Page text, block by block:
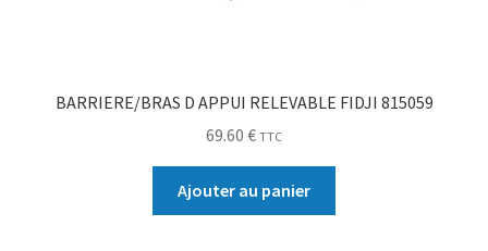
BARRIERE/BRAS D APPUI RELEVABLE FIDJI 815059
69.60 € TTC
Ajouter au panier